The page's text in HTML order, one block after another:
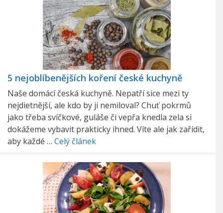
5 nejoblíbenějších koření české kuchyně
Naše domácí česká kuchyně. Nepatří sice mezi ty
nejdietnější, ale kdo by ji nemiloval? Chuť pokrmů
jako třeba svíčkové, guláše či vepřa knedla zela si
dokážeme vybavit prakticky ihned. Víte ale jak zařídit,
aby každé … Celý článek